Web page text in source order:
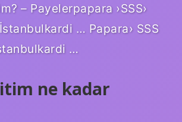
– Payelerpapara ›SSS›
… Papara› SSS
…
ne kadar